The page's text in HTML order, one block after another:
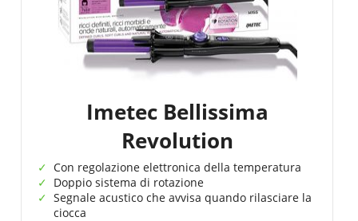
Imetec Bellissima
Revolution
Con regolazione elettronica della temperatura
Doppio sistema di rotazione
Segnale acustico che avvisa quando rilasciare la
ciocca